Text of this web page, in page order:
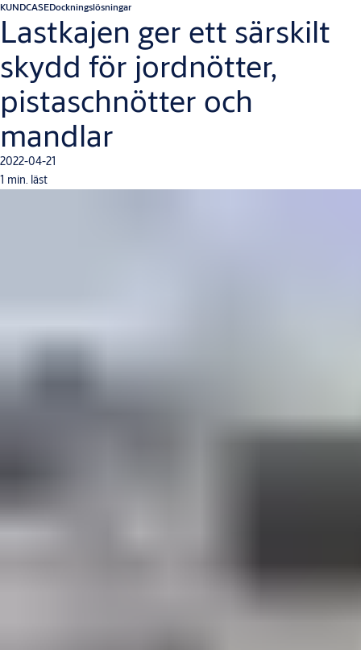
KUNDCASEDockningslösningar
Lastkajen ger ett särskilt
skydd för jordnötter,
pistaschnötter och
mandlar
2022-04-21
1 min. läst